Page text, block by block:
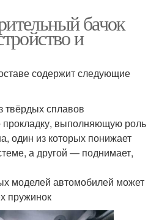
бачок
и
содержит следующие
твёрдых сплавов
прокладку, выполняющую роль
один из которых понижает
а другой — поднимает,
моделей автомобилей может
пружинок